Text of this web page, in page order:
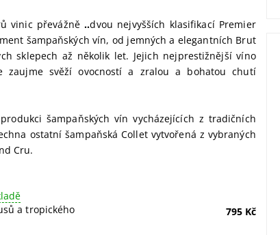
vinic převážně..dvou nejvyšších klasifikací Premier
šampaňských vín, od jemných a elegantních Brut
sklepech až několik let. Jejich nejprestižnější víno
zaujme svěží ovocností a zralou a bohatou chutí
šampaňských vín vycházejících z tradičních
ostatní šampaňská Collet vytvořená z vybraných
Cru.
a tropického
795 Kč